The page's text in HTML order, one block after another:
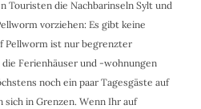
Touristen die Nachbarinseln Sylt und
vorziehen: Es gibt keine
Pellworm ist nur begrenzter
Ferienhäuser und -wohnungen
noch ein paar Tagesgäste auf
sich in Grenzen. Wenn Ihr auf